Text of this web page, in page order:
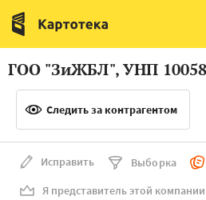
Италия
Люксембург
Нидерланды
ГОО "ЗиЖБЛ", УНП
Следить за контрагентом
Исправить Выборка
Я представитель этой компании